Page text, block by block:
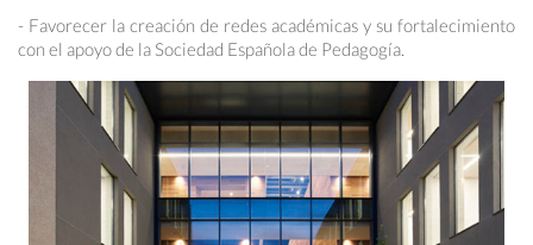
- Favorecer la creación de redes académicas y su fortalecimiento
con el apoyo de la Sociedad Española de Pedagogía.